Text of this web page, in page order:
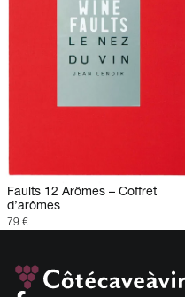
Faults 12 Arômes – Coffret
d’arômes
79 €